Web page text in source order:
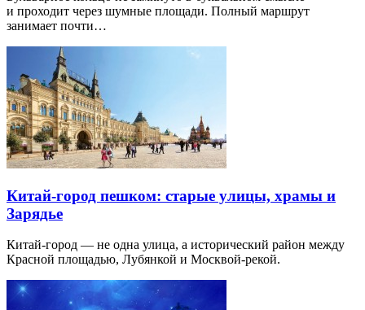
и проходит через шумные площади. Полный маршрут
занимает почти…
Китай-город пешком: старые улицы, храмы и
Зарядье
Китай-город — не одна улица, а исторический район между
Красной площадью, Лубянкой и Москвой-рекой.